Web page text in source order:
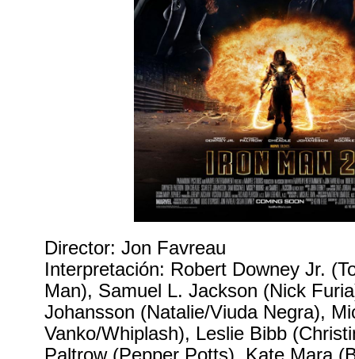
Director: Jon Favreau
Interpretación: Robert Downey Jr.
Man), Samuel L. Jackson (Nick
Johansson (Natalie/Viuda Negra),
Vanko/Whiplash), Leslie Bibb